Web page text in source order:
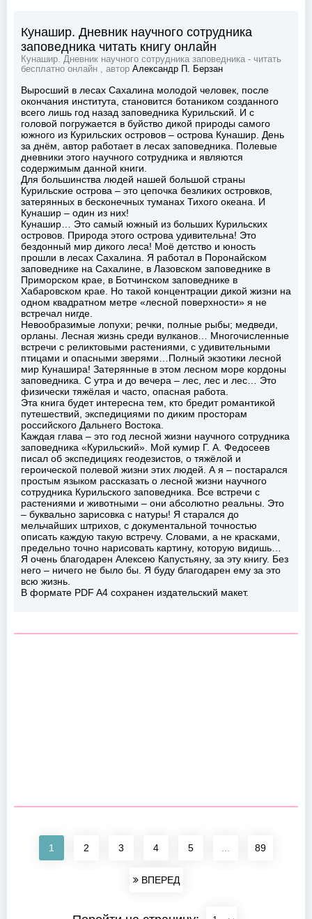
Кунашир. Дневник научного сотрудника
заповедника читать книгу онлайн
Кунашир. Дневник научного сотрудника заповедника - читать
бесплатно онлайн , автор Александр П. Берзан
Выросший в лесах Сахалина молодой человек, после
окончания института, становится ботаником созданного
всего лишь год назад заповедника Курильский. И с
головой погружается в буйство дикой природы самого
южного из Курильских островов – острова Кунашир. День
за днём, автор работает в лесах заповедника. Полевые
дневники этого научного сотрудника и являются
содержимым данной книги.
Для большинства людей нашей большой страны
Курильские острова – это цепочка безликих островков,
затерянных в бесконечных туманах Тихого океана. И
Кунашир – один из них!
Кунашир… Это самый южный из больших Курильских
островов. Природа этого острова удивительна! Это
бездонный мир дикого леса! Моё детство и юность
прошли в лесах Сахалина. Я работал в Поронайском
заповеднике на Сахалине, в Лазовском заповеднике в
Приморском крае, в Ботчинском заповеднике в
Хабаровском крае. Но такой концентрации дикой жизни на
одном квадратном метре «лесной поверхности» я не
встречал нигде.
Невообразимые лопухи; речки, полные рыбы; медведи,
орланы. Лесная жизнь среди вулканов… Многочисленные
встречи с реликтовыми растениями, с удивительными
птицами и опасными зверями…Полный экзотики лесной
мир Кунашира! Затерянные в этом лесном море кордоны
заповедника. С утра и до вечера – лес, лес и лес… Это
физически тяжёлая и часто, опасная работа.
Эта книга будет интересна тем, кто бредит романтикой
путешествий, экспедициями по диким просторам
российского Дальнего Востока.
Каждая глава – это год лесной жизни научного сотрудника
заповедника «Курильский». Мой кумир Г. А. Федосеев
писал об экспедициях геодезистов, о тяжёлой и
героической полевой жизни этих людей. А я – постарался
простым языком рассказать о лесной жизни научного
сотрудника Курильского заповедника. Все встречи с
растениями и животными – они абсолютно реальны. Это
– буквально зарисовка с натуры! Я старался до
мельчайших штрихов, с документальной точностью
описать каждую такую встречу. Словами, а не красками,
предельно точно нарисовать картину, которую видишь…
Я очень благодарен Алексею Капустьяну, за эту книгу. Без
него – ничего не было бы. Я буду благодарен ему за это
всю жизнь.
В формате PDF A4 сохранен издательский макет.
1 2 3 4 5 89
ВПЕРЕД